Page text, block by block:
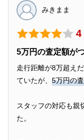
みきまま
4
5万円の査定額が
走行距離が8万超え
ていたが、 5万円の
スタッフの対応も親
た。